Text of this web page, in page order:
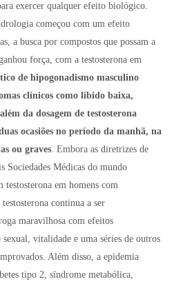
exercer qualquer efeito biológico.
começou com um efeito
a busca por compostos que possam a
força, com a testosterona em
de hipogonadismo masculino
clínicos como libido baixa,
da dosagem de testosterona
ocasiões no período da manhã, na
ou graves. Embora as diretrizes de
Sociedades Médicas do mundo
testosterona em homens com
continua a ser
maravilhosa com efeitos
sexual, vitalidade e uma séries de outros
Além disso, a epidemia
tipo 2, síndrome metabólica,